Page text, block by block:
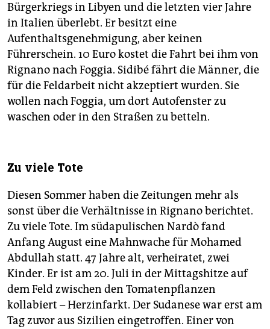
Bürgerkriegs in Libyen und die letzten vier Jahre
in Italien überlebt. Er besitzt eine
Aufenthaltsgenehmigung, aber keinen
Führerschein. 10 Euro kostet die Fahrt bei ihm von
Rignano nach Foggia. Sidibé fährt die Männer, die
für die Feldarbeit nicht akzeptiert wurden. Sie
wollen nach Foggia, um dort Autofenster zu
waschen oder in den Straßen zu betteln.
Zu viele Tote
Diesen Sommer haben die Zeitungen mehr als
sonst über die Verhältnisse in Rignano berichtet.
Zu viele Tote. Im südapulischen Nardò fand
Anfang August eine Mahnwache für Mohamed
Abdullah statt. 47 Jahre alt, verheiratet, zwei
Kinder. Er ist am 20. Juli in der Mittagshitze auf
dem Feld zwischen den Tomatenpflanzen
kollabiert – Herzinfarkt. Der Sudanese war erst am
Tag zuvor aus Sizilien eingetroffen. Einer von